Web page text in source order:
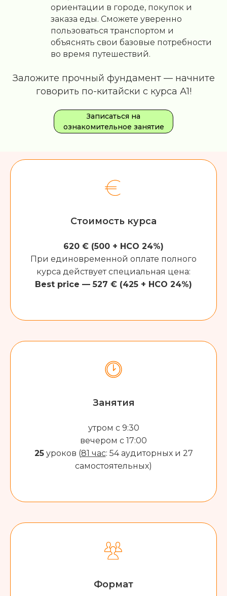
ориентации в городе, покупок и
заказа еды. Сможете уверенно
пользоваться транспортом и
объяснять свои базовые потребности
во время путешествий.
Заложите прочный фундамент — начните
говорить по-китайски с курса А1!
Записаться на
ознакомительное занятие
Стоимость курса
620 € (500 + НСО 24%)
При единовременной оплате полного
курса действует специальная цена:
Best price — 527 € (425 + НСО 24%)
Занятия
утром с 9:30
вечером с 17:00
25уроков (81 час: 54 аудиторных и 27
самостоятельных)
Формат